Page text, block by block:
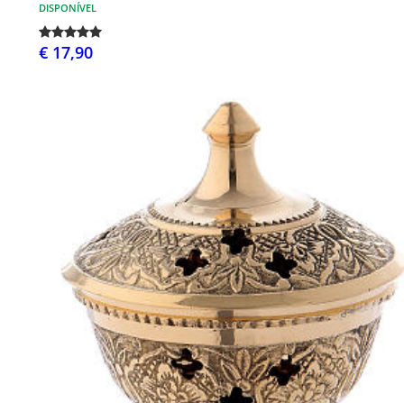
DISPONÍVEL
€ 17,90